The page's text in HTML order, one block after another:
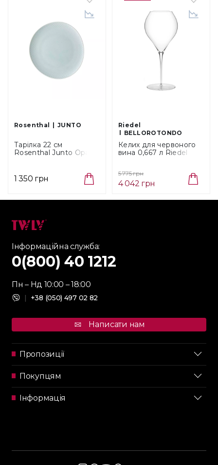
Rosenthal JUNTO
Тарілка 22 см
Rosenthal Junto Opal
1 350 грн
Riedel
BELLOROTONDO
Келих для червоного
вина 0,667 л Riedel
5 775 грн
4 042 грн
Інформаційна служба:
0(800) 40 1212
Пн – Нд 10:00 – 18:00
| +38 (050) 497 02 82
Написати нам
Пропозиції
Покупцям
Інформація